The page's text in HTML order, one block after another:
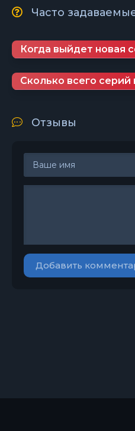
Часто
Когда выйдет новая
Сколько всего серий
Отзывы
Добавить